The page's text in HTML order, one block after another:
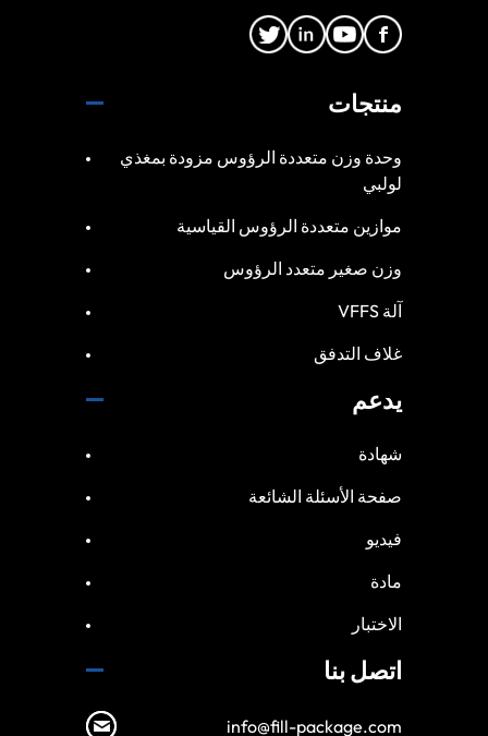
منتجات
وحدة وزن متعددة الرؤوس مزودة بمغذي
لولبي
موازين متعددة الرؤوس القياسية
وزن صغير متعدد الرؤوس
آلة VFFS
غلاف التدفق
يدعم
شهادة
صفحة الأسئلة الشائعة
فيديو
مادة
الاختبار
اتصل بنا
info@fill-package.com